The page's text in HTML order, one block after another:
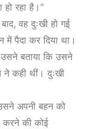
रहा है।”
वह दुःखी हो गई
पैदा कर दिया था।
बताया कि उसने
कही थीं। दुःखी
अपनी बहन को
करने की कोई